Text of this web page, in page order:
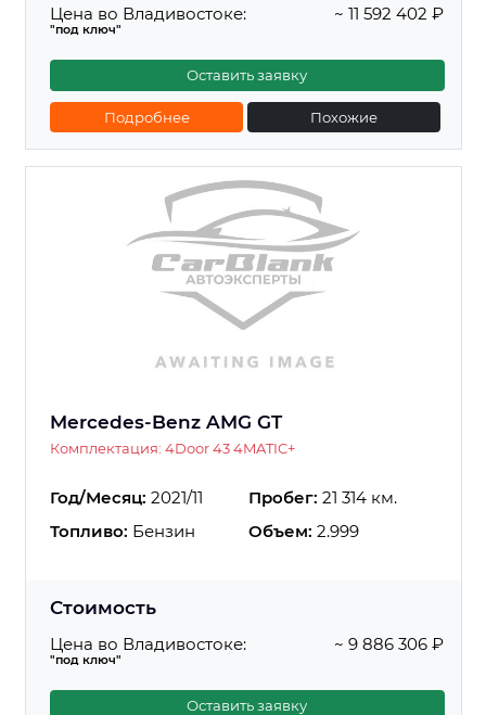
Цена во Владивостоке:
"под ключ"
~ 11 592 402 ₽
Оставить заявку
Подробнее Похожие
Mercedes-Benz AMG GT
Комплектация: 4Door 43 4MATIC+
Год/Месяц: 2021/11 Пробег: 21 314 км.
Топливо: Бензин Объем: 2.999
Стоимость
Цена во Владивостоке:
"под ключ"
~ 9 886 306 ₽
Оставить заявку